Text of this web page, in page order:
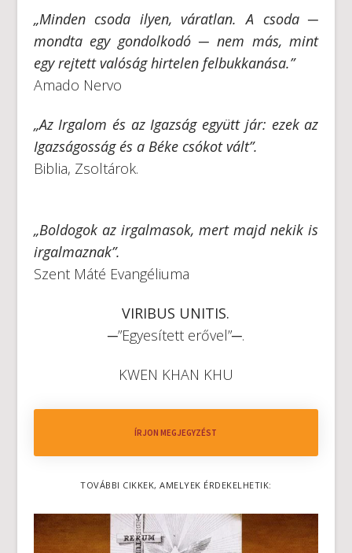
„Minden csoda ilyen, váratlan. A csoda ─
mondta egy gondolkodó ─ nem más, mint
egy rejtett valóság hirtelen felbukkanása.”
Amado Nervo
„Az Irgalom és az Igazság együtt jár: ezek az
Igazságosság és a Béke csókot vált”.
Biblia, Zsoltárok.
„Boldogok az irgalmasok, mert majd nekik is
irgalmaznak”.
Szent Máté Evangéliuma
VIRIBUS UNITIS.
─”Egyesített erővel”─.
KWEN KHAN KHU
ÍRJON MEGJEGYZÉST
TOVÁBBI CIKKEK, AMELYEK ÉRDEKELHETIK: